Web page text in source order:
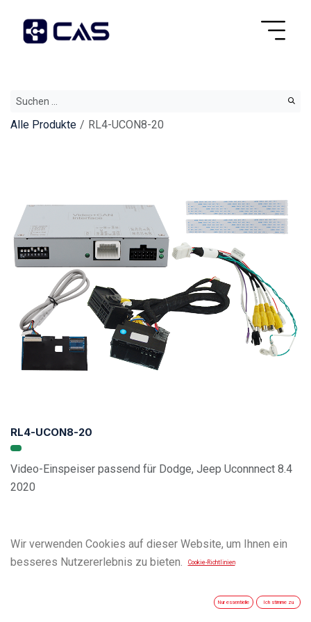
Alle Produkte RL4-UCON8-20
RL4-UCON8-20
Video-Einspeiser passend für Dodge, Jeep Uconnnect 8.4
2020
Wir verwenden Cookies auf dieser Website, um Ihnen ein
besseres Nutzererlebnis zu bieten.
Cookie-Richtlinien
Nur essentielle Ich stimme zu